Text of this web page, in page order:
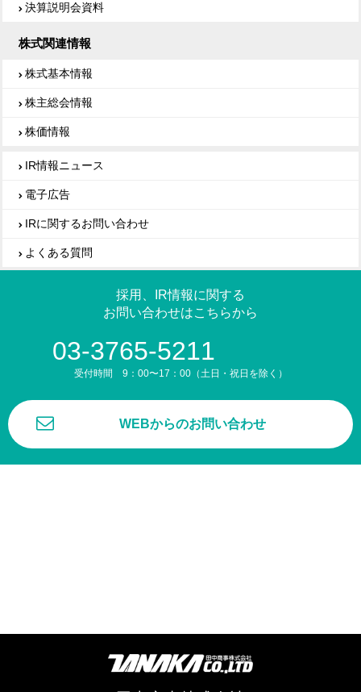
決算説明会資料
株式関連情報
株式基本情報
株主総会情報
株価情報
IR情報ニュース
電子広告
IRに関するお問い合わせ
よくある質問
採用、IR情報に関する
お問い合わせはこちらから
03-3765-5211
受付時間 9：00〜17：00（土日・祝日を除く）
WEBからのお問い合わせ